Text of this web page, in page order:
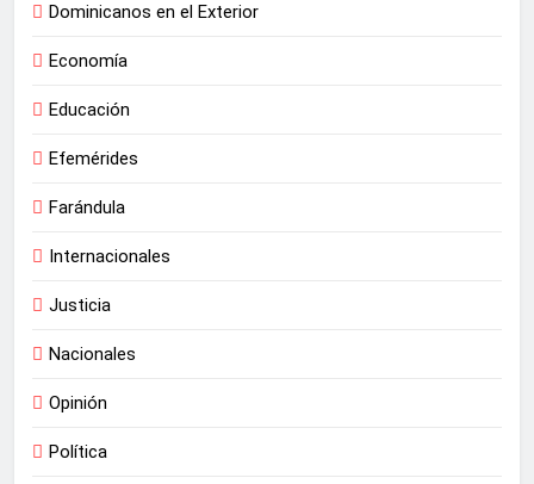
Dominicanos en el Exterior
Economía
Educación
Efemérides
Farándula
Internacionales
Justicia
Nacionales
Opinión
Política